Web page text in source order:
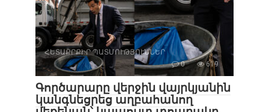
ՀԵՏԱՔՐՔԻՐ ՊԱՏՄՈՒԹՅՈՒՆՆԵՐ
0
619
Գործարարը վերջին վայրկյանին
կանգնեցրեց աղբահանող